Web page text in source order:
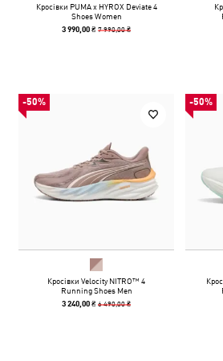
Кросівки PUMA x HYROX Deviate 4
Shoes Women
3 990,00 ₴7 990,00 ₴
-50%
Кросівки Velocity NITRO™ 4
Running Shoes Men
3 240,00 ₴6 490,00 ₴
-50%